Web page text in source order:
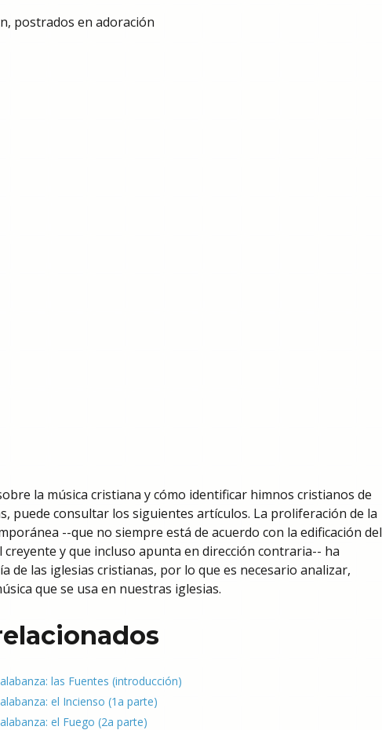
postrados en adoración
la música cristiana y cómo identificar himnos cristianos de
puede consultar los siguientes artículos. La proliferación de la
--que no siempre está de acuerdo con la edificación del
creyente y que incluso apunta en dirección contraria-- ha
de las iglesias cristianas, por lo que es necesario analizar,
que se usa en nuestras iglesias.
las Fuentes (introducción)
el Incienso (1a parte)
el Fuego (2a parte)